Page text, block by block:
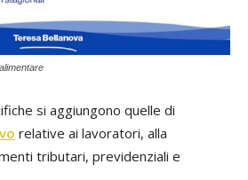
si aggiungono quelle di
relative ai lavoratori, alla
tributari, previdenziali e